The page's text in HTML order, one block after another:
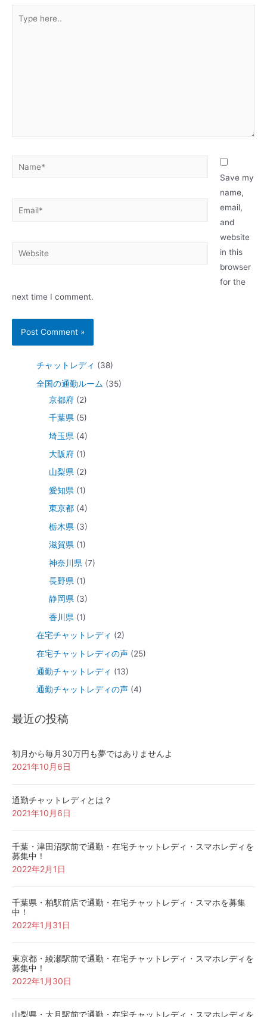
Save my
name,
email,
and
website
in this
browser
for the
next time I comment.
チャットレディ (38)
全国の通勤ルーム (35)
京都府(2)
千葉県(5)
埼玉県 (4)
大阪府(1)
山梨県(2)
愛知県 (1)
東京都(4)
栃木県 (3)
滋賀県 (1)
神奈川県 (7)
長野県 (1)
静岡県(3)
香川県 (1)
在宅チャットレディ (2)
在宅チャットレディの声 (25)
通勤チャットレディ (13)
通勤チャットレディの声 (4)
最近の投稿
初月から毎月30万円も夢ではありませんよ
2021年10月6日
通勤チャットレディとは？
2021年10月6日
千葉・津田沼駅前で通勤・在宅チャットレディ・スマホレディを
募集中！
2022年2月1日
千葉県・柏駅前店で通勤・在宅チャットレディ・スマホを募集
中！
2022年1月31日
東京都・綾瀬駅前で通勤・在宅チャットレディ・スマホレディを
募集中！
2022年1月30日
山梨県・大月駅前で通勤・在宅チャットレディ・スマホレディを